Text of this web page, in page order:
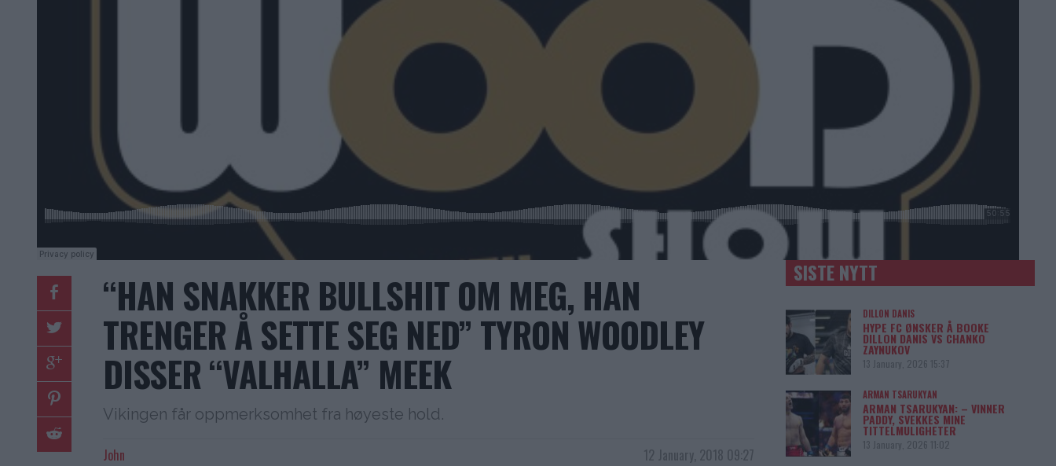
“HAN SNAKKER BULLSHIT OM MEG, HAN
TRENGER Å SETTE SEG NED” TYRON WOODLEY
DISSER “VALHALLA” MEEK
Vikingen får oppmerksomhet fra høyeste hold.
12 January, 2018 09:27
John
SISTE NYTT
DILLON DANIS
HYPE FC ØNSKER Å BOOKE
DILLON DANIS VS CHANKO
ZAYNUKOV
13 January, 2026 15:37
ARMAN TSARUKYAN
ARMAN TSARUKYAN: – VINNER
PADDY, SVEKKES MINE
TITTELMULIGHETER
13 January, 2026 11:02